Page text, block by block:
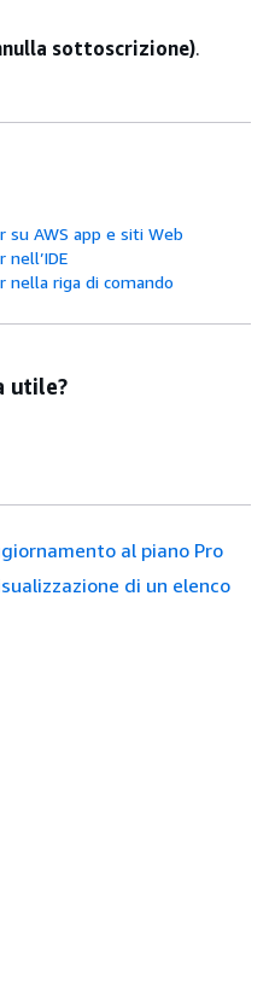
sottoscrizione).
AWS app e siti Web
nella riga di comando
utile?
al piano Pro
di un elenco